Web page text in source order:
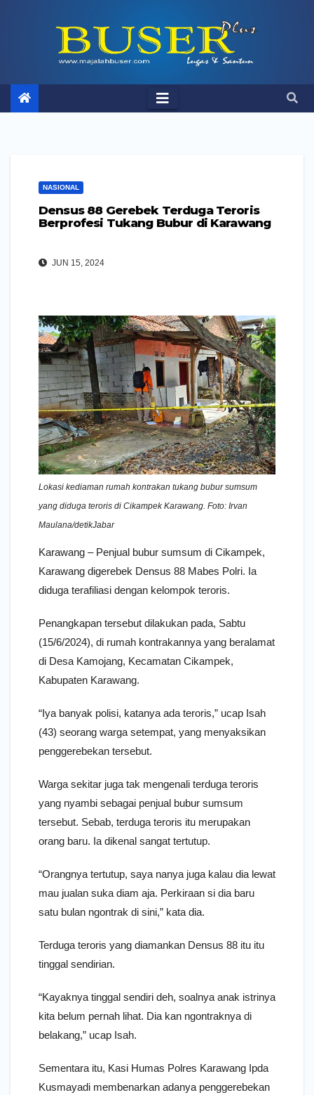
NASIONAL
Densus 88 Gerebek Terduga Teroris
Berprofesi Tukang Bubur di Karawang
JUN 15, 2024
Lokasi kediaman rumah kontrakan tukang bubur sumsum
yang diduga teroris di Cikampek Karawang. Foto: Irvan
Maulana/detikJabar
Karawang – Penjual bubur sumsum di Cikampek,
Karawang digerebek Densus 88 Mabes Polri. Ia
diduga terafiliasi dengan kelompok teroris.
Penangkapan tersebut dilakukan pada, Sabtu
(15/6/2024), di rumah kontrakannya yang beralamat
di Desa Kamojang, Kecamatan Cikampek,
Kabupaten Karawang.
“Iya banyak polisi, katanya ada teroris,” ucap Isah
(43) seorang warga setempat, yang menyaksikan
penggerebekan tersebut.
Warga sekitar juga tak mengenali terduga teroris
yang nyambi sebagai penjual bubur sumsum
tersebut. Sebab, terduga teroris itu merupakan
orang baru. Ia dikenal sangat tertutup.
“Orangnya tertutup, saya nanya juga kalau dia lewat
mau jualan suka diam aja. Perkiraan si dia baru
satu bulan ngontrak di sini,” kata dia.
Terduga teroris yang diamankan Densus 88 itu itu
tinggal sendirian.
“Kayaknya tinggal sendiri deh, soalnya anak istrinya
kita belum pernah lihat. Dia kan ngontraknya di
belakang,” ucap Isah.
Sementara itu, Kasi Humas Polres Karawang Ipda
Kusmayadi membenarkan adanya penggerebekan